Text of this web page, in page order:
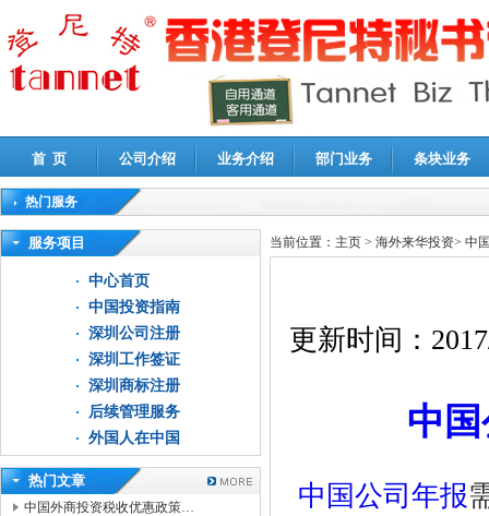
首 页 公司介绍 业务介绍 部门业务 条块业务
热门服务
高新技术企业认定审计|企业所得税汇算清缴申报鉴证
服务项目
中心首页
中国投资指南
深圳公司注册
深圳工作签证
深圳商标注册
后续管理服务
外国人在中国
热门文章
中国外商投资税收优惠政策…
当前位置： 主页 > 海外来华投资> 中
更新时间：
中
中国公司年报